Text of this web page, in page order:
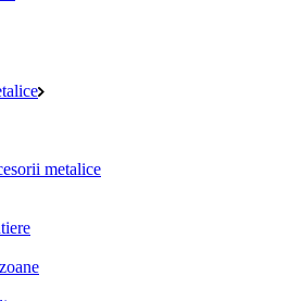
metalice